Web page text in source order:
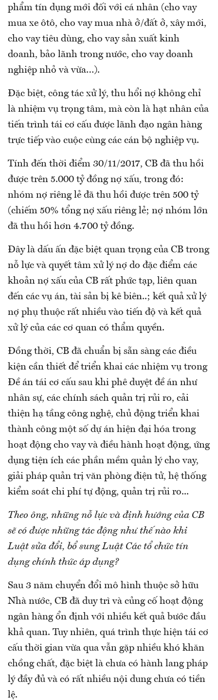
phẩm tín dụng mới đối với cá nhân (cho vay
mua xe ôtô, cho vay mua nhà ở/đất ở, xây mới,
cho vay tiêu dùng, cho vay sản xuất kinh
doanh, bảo lãnh trong nước, cho vay doanh
nghiệp nhỏ và vừa…).
Đặc biệt, công tác xử lý, thu hổi nợ không chỉ
là nhiệm vụ trọng tâm, mà còn là hạt nhân của
tiến trình tái cơ cấu được lãnh đạo ngân hàng
trực tiếp vào cuộc cùng các cán bộ nghiệp vụ.
Tính đến thời điểm 30/11/2017, CB đã thu hồi
được trên 5.000 tỷ đồng nợ xấu, trong đó:
nhóm nợ riêng lẻ đã thu hồi được trên 500 tỷ
(chiếm 50% tổng nợ xấu riêng lẻ; nợ nhóm lớn
đã thu hồi hơn 4.700 tỷ đồng.
Đây là dấu ấn đặc biệt quan trọng của CB trong
nỗ lực và quyết tâm xử lý nợ do đặc điểm các
khoản nợ xấu của CB rất phức tạp, liên quan
đến các vụ án, tài sản bị kê biên..; kết quả xử lý
nợ phụ thuộc rất nhiều vào tiến độ và kết quả
xử lý của các cơ quan có thẩm quyền.
Đồng thời, CB đã chuẩn bị sẵn sàng các điều
kiện cần thiết để triển khai các nhiệm vụ trong
Đề án tái cơ cấu sau khi phê duyệt đề án như
nhân sự, các chính sách quản trị rủi ro, cải
thiện hạ tầng công nghệ, chủ động triển khai
thành công một số dự án hiện đại hóa trong
hoạt động cho vay và điều hành hoạt động, ứng
dụng tiện ích các phần mềm quản lý cho vay,
giải pháp quản trị văn phòng điện tử, hệ thống
kiểm soát chi phí tự động, quản trị rủi ro...
Theo ông, những nỗ lực và định hướng của CB
sẽ có được những tác động như thế nào khi
Luật sửa đổi, bổ sung Luật Các tổ chức tín
dụng chính thức áp dụng?
Sau 3 năm chuyển đổi mô hình thuộc sở hữu
Nhà nước, CB đã duy trì và củng cố hoạt động
ngân hàng ổn định với nhiều kết quả bước đầu
khả quan. Tuy nhiên, quá trình thực hiện tái cơ
cấu thời gian vừa qua vẫn gặp nhiều khó khăn
chồng chất, đặc biệt là chưa có hành lang pháp
lý đầy đủ và có rất nhiều nội dung chưa có tiền
lệ.